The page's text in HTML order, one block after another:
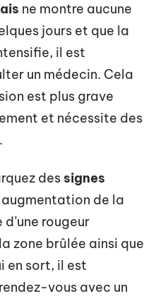
ne montre aucune
jours et que la
il est
un médecin. Cela
est plus grave
et nécessite des
des signes
augmentation de la
rougeur
zone brûlée ainsi que
en sort, il est
vous avec un